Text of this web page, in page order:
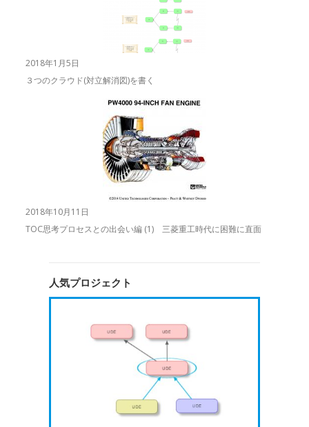
2018年1月5日
３つのクラウド(対立解消図)を書く
2018年10月11日
TOC思考プロセスとの出会い編 (1) 三菱重工時代に困難に直面
人気プロジェクト